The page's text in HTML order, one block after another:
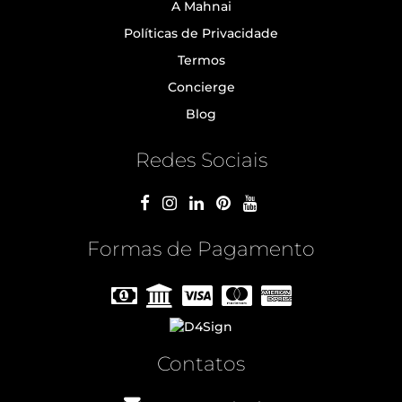
A Mahnai
Políticas de Privacidade
Termos
Concierge
Blog
Redes Sociais
Formas de Pagamento
Contatos